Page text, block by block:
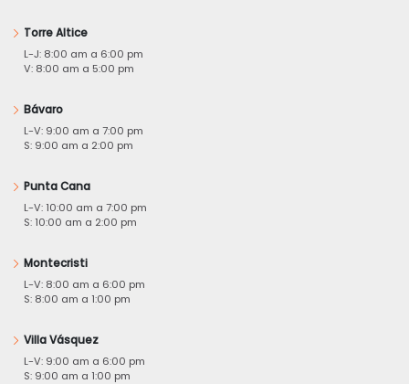
Torre Altice
L-J: 8:00 am a 6:00 pm
V: 8:00 am a 5:00 pm
Bávaro
L-V: 9:00 am a 7:00 pm
S: 9:00 am a 2:00 pm
Punta Cana
L-V: 10:00 am a 7:00 pm
S: 10:00 am a 2:00 pm
Montecristi
L-V: 8:00 am a 6:00 pm
S: 8:00 am a 1:00 pm
Villa Vásquez
L-V: 9:00 am a 6:00 pm
S: 9:00 am a 1:00 pm